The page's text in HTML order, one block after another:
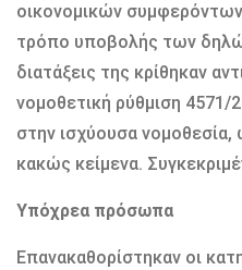
οικονομικών
τρόπο υποβολής των
διατάξεις της κρίθηκαν
νομοθετική ρύθμιση 4571/
στην ισχύουσα
κακώς κείμενα.
Υπόχρεα πρόσωπα
Επανακαθορίστηκαν οι